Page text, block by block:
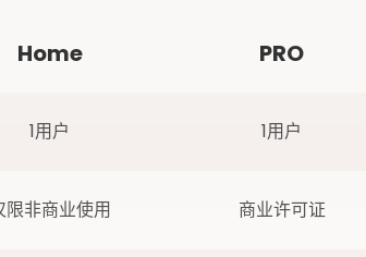
Home PRO
1用户 1用户
限非商业使用 商业许可证